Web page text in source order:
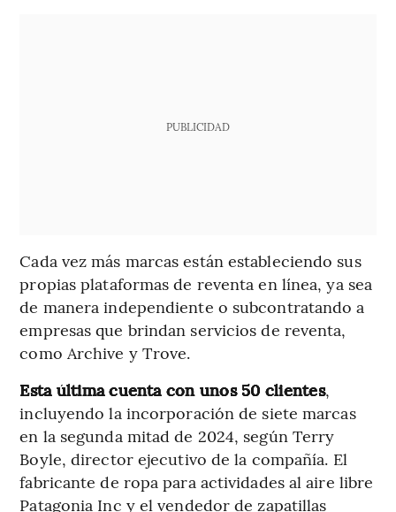
PUBLICIDAD
Cada vez más marcas están estableciendo sus
propias plataformas de reventa en línea, ya sea
de manera independiente o subcontratando a
empresas que brindan servicios de reventa,
como Archive y Trove.
Esta última cuenta con unos 50 clientes,
incluyendo la incorporación de siete marcas
en la segunda mitad de 2024, según Terry
Boyle, director ejecutivo de la compañía. El
fabricante de ropa para actividades al aire libre
Patagonia Inc y el vendedor de zapatillas